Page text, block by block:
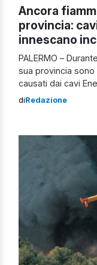
Ancora
provincia:
innescano
PALERMO –
sua provincia
causati dai cavi
vigili del fuoco
diRedazione